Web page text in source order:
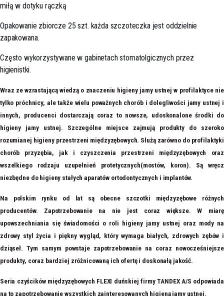
miłą w dotyku rączką
Opakowanie zbiorcze 25 szt. każda szczoteczka jest oddzielnie
zapakowana.
Często wykorzystywane w gabinetach stomatolgicznych przez
higienistki.
Wraz ze wzrastającą wiedzą o znaczeniu higieny jamy ustnej w profilaktyce nie
tylko próchnicy, ale także wielu poważnych chorób i dolegliwości jamy ustnej i
innych, producenci dostarczają coraz to nowsze, udoskonalone środki do
higieny jamy ustnej. Szczególne miejsce zajmują produkty do szeroko
rozumianej higieny przestrzeni międzyzębowych. Służą zarówno do profilaktyki
chorób przyzębia, jak i czyszczenia przestrzeni międzyzębowych oraz
wszelkiego rodzaju uzupełnień protetycznych(mostów, koron). Są wręcz
niezbędne do higieny stałych aparatów ortodontycznych i implantów.
Na polskim rynku od lat są obecne szczotki międzyzębowe różnych
producentów. Zapotrzebowanie na nie jest coraz większe. W miarę
upowszechniania się świadomości o roli higieny jamy ustnej oraz mody na
zdrowy styl życia i piękny wygląd, który wymaga białych, zdrowych zębów i
dziąseł. Tym samym powstaje zapotrzebowanie na coraz nowocześniejsze
produkty, coraz bardziej zróżnicowaną ich ofertę i doskonałą jakość.
Seria czyścików międzyzębowych FLEXI duńskiej firmy TANDEX A/S odpowiada
na to zapotrzebowanie wszystkich zainteresowanych higieną jamy ustnej.